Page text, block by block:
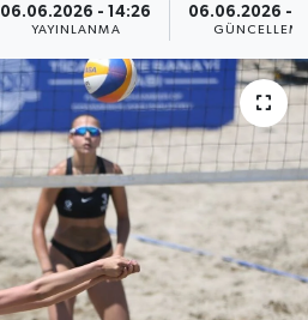
06.06.2026 - 14:26
YAYINLANMA
06.06.2026 -